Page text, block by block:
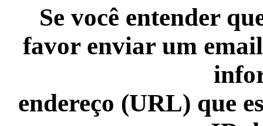
Se você entender
favor enviar um
endereço (URL) que